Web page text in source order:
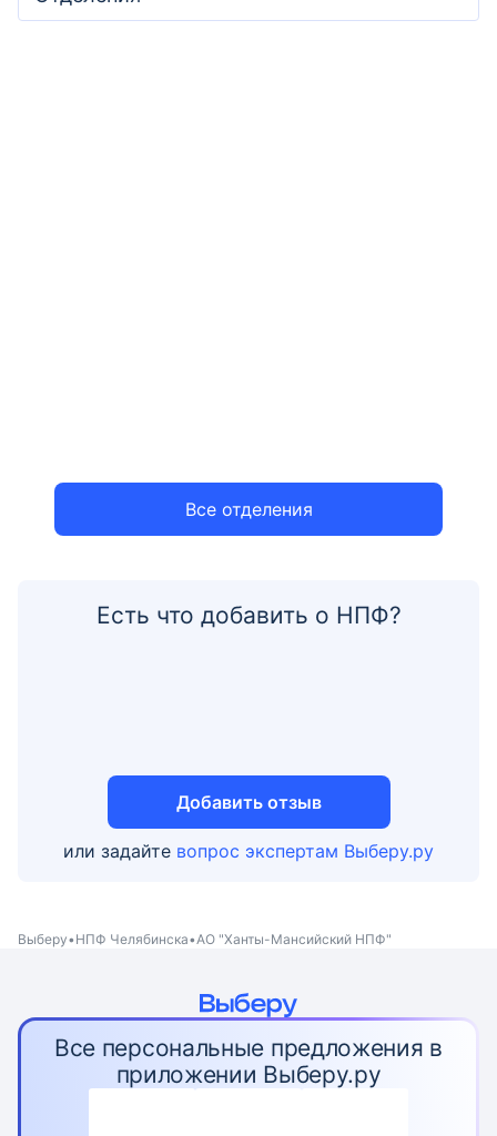
Все отделения
Есть что добавить о НПФ?
Добавить отзыв
или задайте вопрос экспертам Выберу.ру
Выберу НПФ Челябинска АО "Ханты-Мансийский НПФ"
Все персональные предложения в
приложении Выберу.ру